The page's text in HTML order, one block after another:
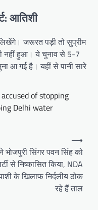
आतिशी
जरूरत पड़ी तो सुप्रीम
नहीं हुआ। ये चुनाव से 5-7
आ गई है। यहीं से पानी सारे
of stopping
Delhi water
भोजपुरी सिंगर पवन सिंह को
से निष्कासित किया, NDA
के खिलाफ निर्दलीय ठोक
रहे हैं ताल
⟶